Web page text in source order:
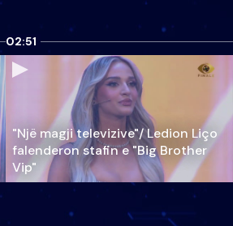
02:51
"Një magji televizive"/ Ledion Liço
falenderon stafin e "Big Brother
Vip"